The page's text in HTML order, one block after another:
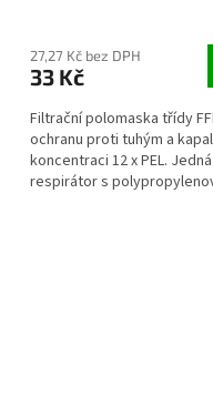
27,27 Kč bez DPH
33 Kč
Filtrační polomaska třídy
ochranu proti tuhým a
koncentraci 12 x PEL.
respirátor s